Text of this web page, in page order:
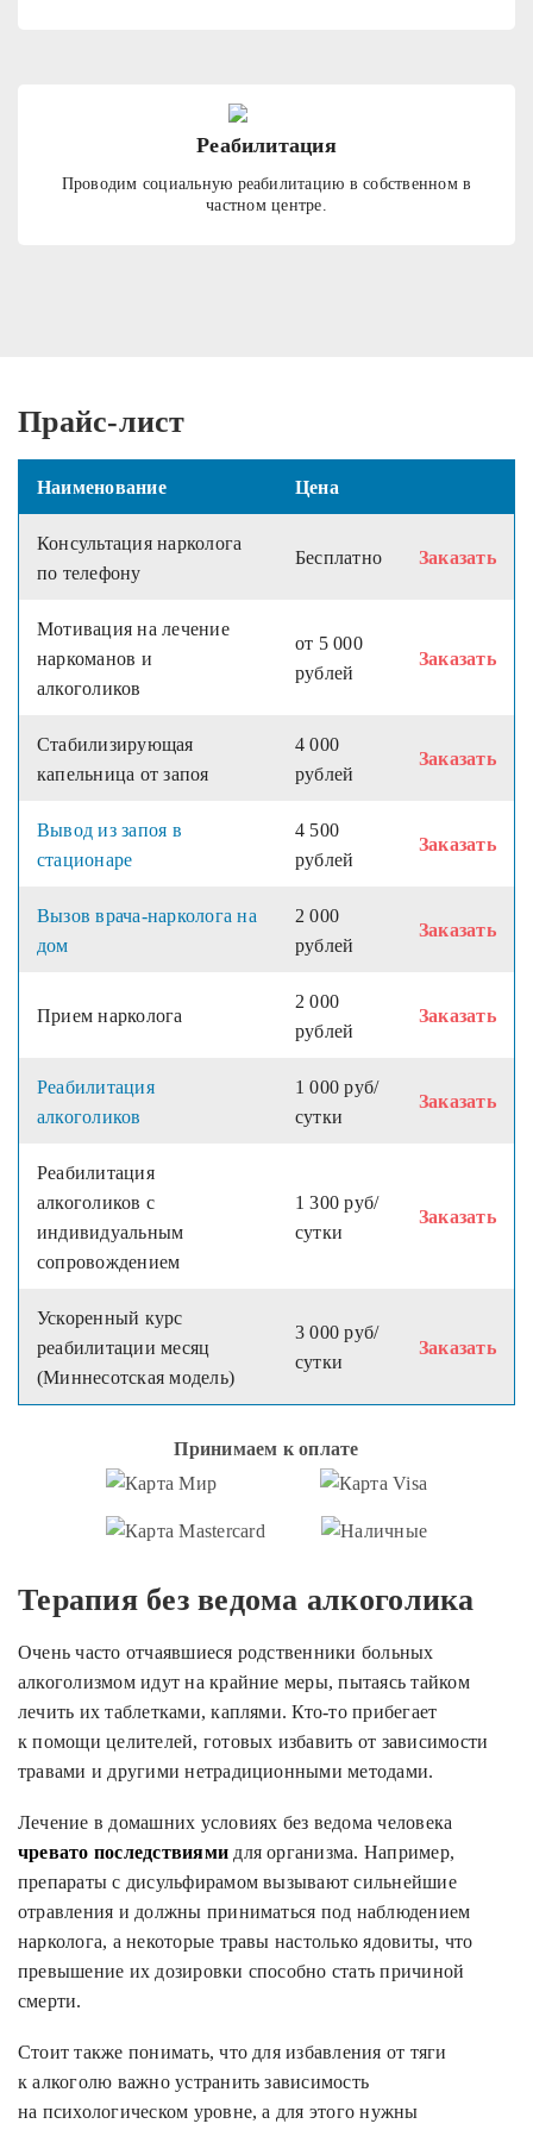
Реабилитация
Проводим социальную реабилитацию в собственном в
частном центре.
Прайс-лист
Наименование Цена
Консультация нарколога
по телефону
Бесплатно Заказать
Мотивация на лечение
наркоманов и
алкоголиков
от 5 000
рублей
Заказать
Стабилизирующая
капельница от запоя
4 000
рублей
Заказать
Вывод из запоя в
стационаре
4 500
рублей
Заказать
Вызов врача-нарколога на
дом
2 000
рублей
Заказать
Прием нарколога
2 000
рублей
Заказать
Реабилитация
алкоголиков
1 000 руб/
сутки
Заказать
Реабилитация
алкоголиков с
индивидуальным
сопровождением
1 300 руб/
сутки
Заказать
Ускоренный курс
реабилитации месяц
(Миннесотская модель)
3 000 руб/
сутки
Заказать
Принимаем к оплате
Терапия без ведома алкоголика
Очень часто отчаявшиеся родственники больных
алкоголизмом идут на крайние меры, пытаясь тайком
лечить их таблетками, каплями. Кто-то прибегает
к помощи целителей, готовых избавить от зависимости
травами и другими нетрадиционными методами.
Лечение в домашних условиях без ведома человека
чревато последствиями для организма. Например,
препараты с дисульфирамом вызывают сильнейшие
отравления и должны приниматься под наблюдением
нарколога, а некоторые травы настолько ядовиты, что
превышение их дозировки способно стать причиной
смерти.
Стоит также понимать, что для избавления от тяги
к алкоголю важно устранить зависимость
на психологическом уровне, а для этого нужны